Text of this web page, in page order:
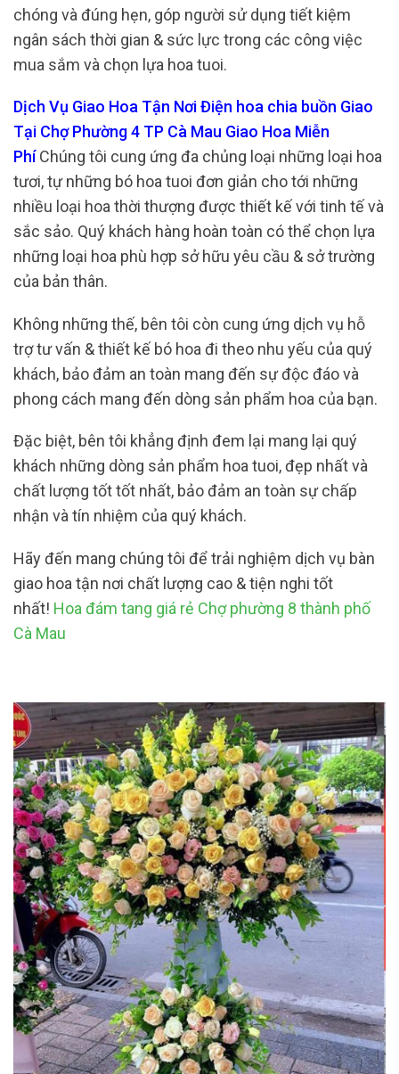
chóng và đúng hẹn, góp người sử dụng tiết kiệm
ngân sách thời gian & sức lực trong các công việc
mua sắm và chọn lựa hoa tuoi.
Dịch Vụ Giao Hoa Tận Nơi Điện hoa chia buồn Giao
Tại Chợ Phường 4 TP Cà Mau Giao Hoa Miễn
PhíChúng tôi cung ứng đa chủng loại những loại hoa
tươi, tự những bó hoa tuoi đơn giản cho tới những
nhiều loại hoa thời thượng được thiết kế với tinh tế và
sắc sảo. Quý khách hàng hoàn toàn có thể chọn lựa
những loại hoa phù hợp sở hữu yêu cầu & sở trường
của bản thân.
Không những thế, bên tôi còn cung ứng dịch vụ hỗ
trợ tư vấn & thiết kế bó hoa đi theo nhu yếu của quý
khách, bảo đảm an toàn mang đến sự độc đáo và
phong cách mang đến dòng sản phẩm hoa của bạn.
Đặc biệt, bên tôi khẳng định đem lại mang lại quý
khách những dòng sản phẩm hoa tuoi, đẹp nhất và
chất lượng tốt tốt nhất, bảo đảm an toàn sự chấp
nhận và tín nhiệm của quý khách.
Hãy đến mang chúng tôi để trải nghiệm dịch vụ bàn
giao hoa tận nơi chất lượng cao & tiện nghi tốt
nhất! Hoa đám tang giá rẻ Chợ phường 8 thành phố
Cà Mau